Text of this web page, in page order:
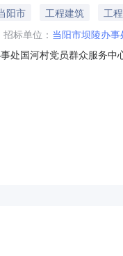
阳市 工程建筑
工程
招标单位： 当阳市坝陵办
处国河村党员群众服务
、评标,根据评标委员会